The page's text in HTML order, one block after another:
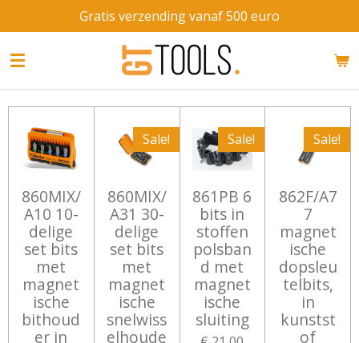
direct
naar
Gratis verzending vanaf 500 euro
860MIX/
A10 10-
delige
set bits
met
magnet
ische
bithoud
er in
Sale!
860MIX/
A31 30-
delige
set bits
met
magnet
ische
snelwiss
elhoude
Sale!
861PB 6
bits in
stoffen
polsban
d met
magnet
ische
sluiting
Sale!
862F/A7
7
magnet
ische
dopsleu
telbits,
in
kunstst
of